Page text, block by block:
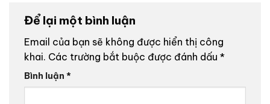
Để lại một bình luận
Email của bạn sẽ không được hiển thị công
khai. Các trường bắt buộc được đánh dấu *
Bình luận *